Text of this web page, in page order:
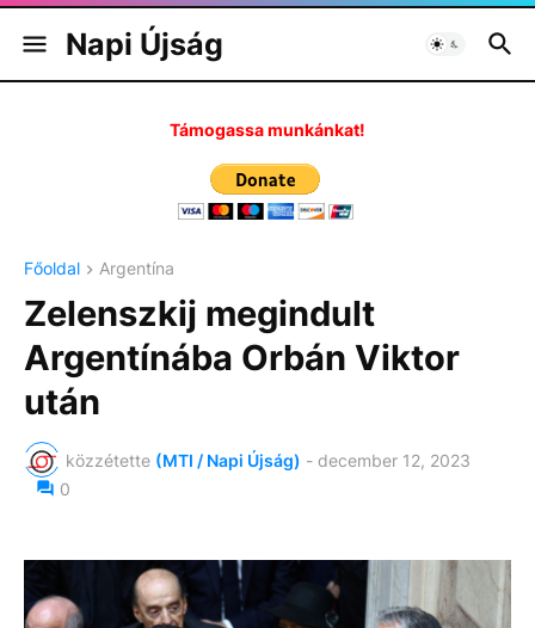
Napi Újság
Támogassa munkánkat!
Főoldal Argentína
Zelenszkij megindult
Argentínába Orbán Viktor
után
közzétette (MTI / Napi Újság) - december 12, 2023
0